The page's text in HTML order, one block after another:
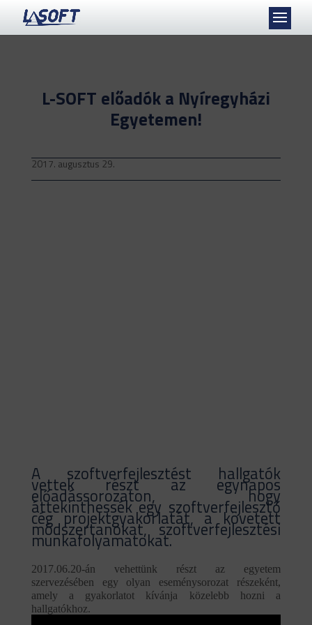
L-SOFT előadók a Nyíregyházi
Egyetemen!
2017. augusztus 29.
A szoftverfejlesztést hallgatók
vettek részt az egynapos
előadássorozaton, hogy
áttekinthessék egy szoftverfejlesztő
cég projektgyakorlatát, a követett
módszertanokat, szoftverfejlesztési
munkafolyamatokat.
2017.06.20-án vehettünk részt az egyetem
szervezésében egy olyan eseménysorozat részeként,
amely a gyakorlatot kívánja közelebb hozni a
hallgatókhoz.